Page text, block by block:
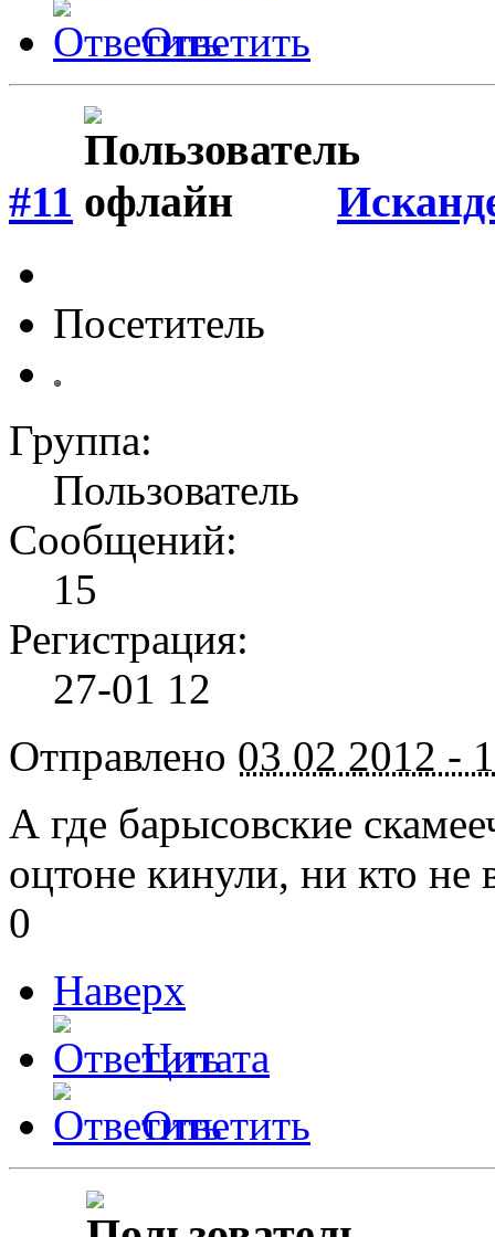
Ответить
#11
Посетитель
Группа:
Пользователь
Сообщений:
15
Регистрация:
27-01 12
Отправлено 03 02 2012 -
А где барысовские
оцтоне кинули, ни кто не
0
Наверх
Цитата
Ответить